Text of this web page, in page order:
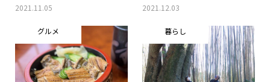
2021.11.05 2021.12.03
グルメ 暮らし